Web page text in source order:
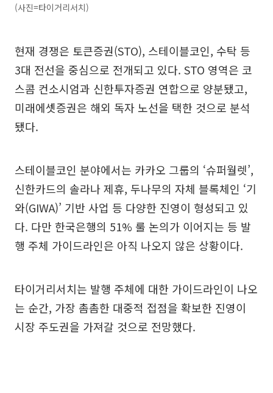
(사진=타이거리서치)
현재 경쟁은 토큰증권(STO), 스테이블코인, 수탁 등
3대 전선을 중심으로 전개되고 있다. STO 영역은 코
스콤 컨소시엄과 신한투자증권 연합으로 양분됐고,
미래에셋증권은 해외 독자 노선을 택한 것으로 분석
됐다.
스테이블코인 분야에서는 카카오 그룹의 ‘슈퍼월렛’,
신한카드의 솔라나 제휴, 두나무의 자체 블록체인 ‘기
와(GIWA)’ 기반 사업 등 다양한 진영이 형성되고 있
다. 다만 한국은행의 51% 룰 논의가 이어지는 등 발
행 주체 가이드라인은 아직 나오지 않은 상황이다.
타이거리서치는 발행 주체에 대한 가이드라인이 나오
는 순간, 가장 촘촘한 대중적 접점을 확보한 진영이
시장 주도권을 가져갈 것으로 전망했다.